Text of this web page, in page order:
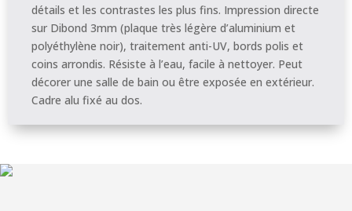
détails et les contrastes les plus fins. Impression directe
sur Dibond 3mm (plaque très légère d’aluminium et
polyéthylène noir), traitement anti-UV, bords polis et
coins arrondis. Résiste à l’eau, facile à nettoyer. Peut
décorer une salle de bain ou être exposée en extérieur.
Cadre alu fixé au dos.